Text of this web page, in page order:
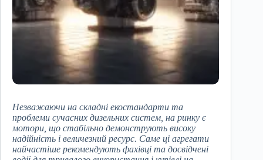
Незважаючи на складні екостандарти та
проблеми сучасних дизельних систем, на ринку є
мотори, що стабільно демонструють високу
надійність і величезний ресурс. Саме ці агрегати
найчастіше рекомендують фахівці та досвідчені